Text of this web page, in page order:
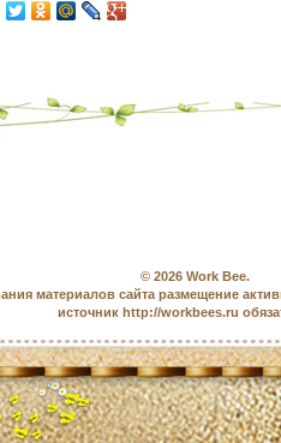
© 2026 Work Bee.
материалов сайта размещение
источник http://workbees.ru